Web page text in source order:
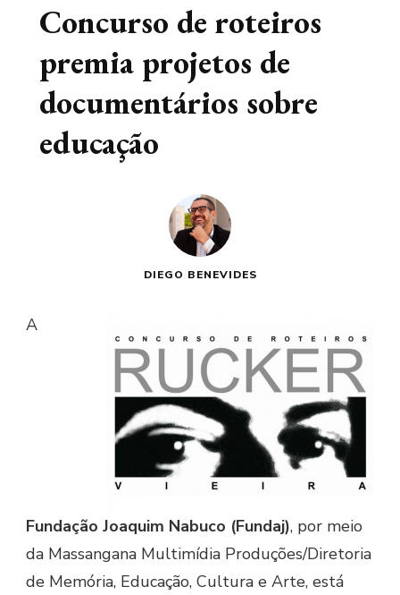
Concurso de roteiros
premia projetos de
documentários sobre
educação
DIEGO BENEVIDES
A
Fundação Joaquim Nabuco (Fundaj), por meio
da Massangana Multimídia Produções/Diretoria
de Memória, Educação, Cultura e Arte, está